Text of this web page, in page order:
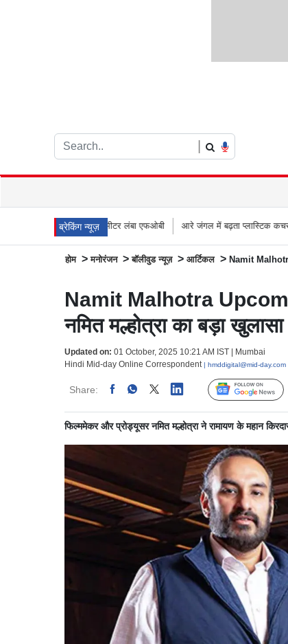
ब्रेकिंग न्यूज़
66 मीटर लंबा एफओबी आरे जंगल में बढ़ता प्लास्टिक कचरा, वन्यजीवों के लिए
होम >मनोरंजन >बॉलीवुड न्यूज़ > आर्टिकल > Namit
Namit Malhotra
नमित मल्होत्रा का बड़ा खुलासा
Updated on: 01 October, 2025 10:21 AM IST | Mumbai
Hindi Mid-day Online Correspondent
| hmddigital@mid-day.com
Share: Linked Follow Us
फिल्ममेकर और प्रोड्यूसर नमित मल्होत्रा ने रामायण के महान